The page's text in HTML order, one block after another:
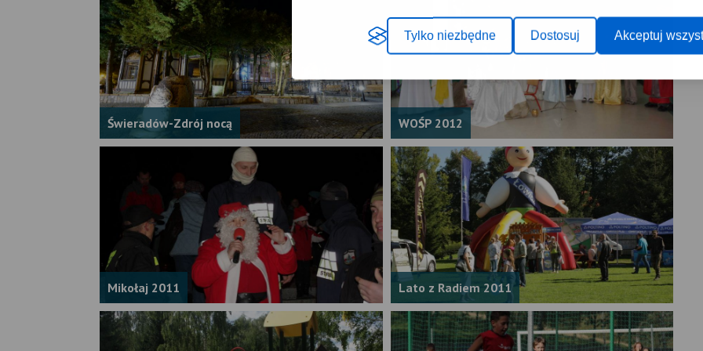
Tylko niezbędne Dostosuj Akceptuj
Świeradów-Zdrój nocą WOŚP 2012
Mikołaj 2011 Lato z Radiem 2011